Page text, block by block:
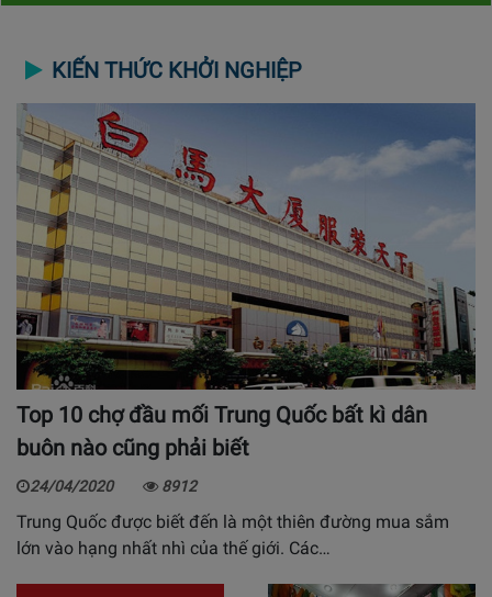
KIẾN THỨC KHỞI NGHIỆP
Top 10 chợ đầu mối Trung Quốc bất kì dân
buôn nào cũng phải biết
24/04/2020 8912
Trung Quốc được biết đến là một thiên đường mua sắm
lớn vào hạng nhất nhì của thế giới. Các…